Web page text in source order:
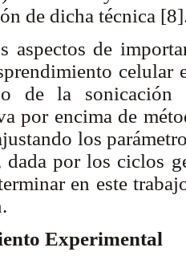
de dicha técnica
aspectos de
celular
de la sonicación
por encima de
los
por los ciclos
en este
Experimental